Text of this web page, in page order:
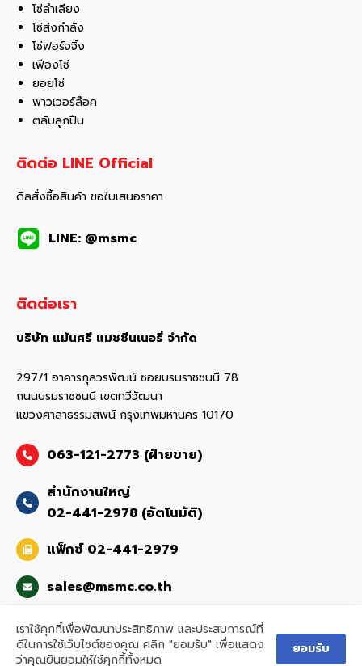
โซ่ลำเลียง
โซ่ส่งกำลัง
โซ่ฟอร์จจิ้ง
เฟืองโซ่
ยอยโซ่
พาวเวอร์ล๊อค
ตลับลูกปืน
ติดต่อ LINE Official
ดีลสั่งซื้อสินค้า ขอใบเสนอราคา
LINE: @msmc
ติดต่อเรา
บริษัท แม้นศรี แมชชีนเนอรี่ จำกัด
297/1 อาคารกุลวรพัฒน์ ซอยบรมราชชนนี 78
ถนนบรมราชชนนี เขตทวีวัฒนา
แขวงศาลาธรรมสพน์ กรุงเทพมหานคร 10170
063-121-2773 (ฝ่ายขาย)
สำนักงานใหญ่
02-441-2978 (อัตโนมัติ)
แฟ็กซ์ 02-441-2979
sales@msmc.co.th
เราใช้คุกกี้เพื่อพัฒนาประสิทธิภาพ และประสบการณ์ที่
ดีในการใช้เว็บไซต์ของคุณ คลิก "ยอมรับ" เพื่อแสดง
ว่าคุณยินยอมให้ใช้คุกกี้ทั้งหมด
ยอมรับ